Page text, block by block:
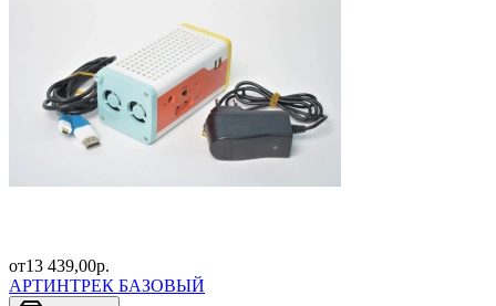
от13 439,00р.
АРТИНТРЕК БАЗОВЫЙ